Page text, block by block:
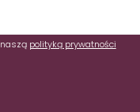
polityką prywatności